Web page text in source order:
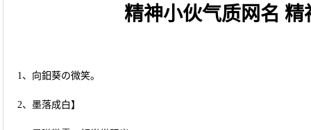
精神小伙气质网名
1、向鈤葵の微笑。
2、墨落成白】